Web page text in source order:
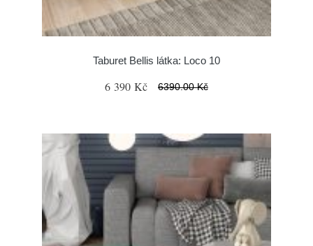
Taburet Bellis látka: Loco 10
6 390 Kč 6390.00 Kč